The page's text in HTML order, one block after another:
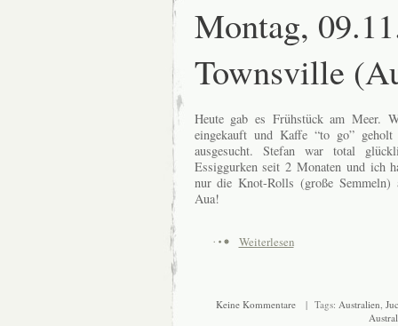
Montag,
Townsville
Heute gab es Frühstück am Meer.
eingekauft und Kaffe “to go”
ausgesucht. Stefan war total
Essiggurken seit 2 Monaten und ich
nur die Knot-Rolls (große Semmeln)
Aua!
Weiterlesen
Keine Kommentare | Tags: Australien,